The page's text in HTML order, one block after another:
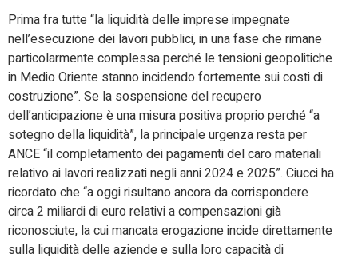
Prima fra tutte “la liquidità delle imprese impegnate
nell’esecuzione dei lavori pubblici, in una fase che rimane
particolarmente complessa perché le tensioni geopolitiche
in Medio Oriente stanno incidendo fortemente sui costi di
costruzione”. Se la sospensione del recupero
dell’anticipazione è una misura positiva proprio perché “a
sotegno della liquidità”, la principale urgenza resta per
ANCE “il completamento dei pagamenti del caro materiali
relativo ai lavori realizzati negli anni 2024 e 2025”. Ciucci ha
ricordato che “a oggi risultano ancora da corrispondere
circa 2 miliardi di euro relativi a compensazioni già
riconosciute, la cui mancata erogazione incide direttamente
sulla liquidità delle aziende e sulla loro capacità di